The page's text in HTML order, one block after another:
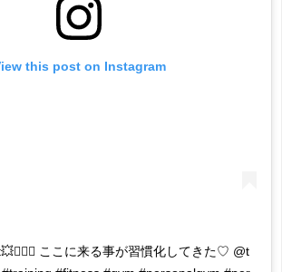
this post on Instagram
ここに来る事が習慣化してきた♡ @t